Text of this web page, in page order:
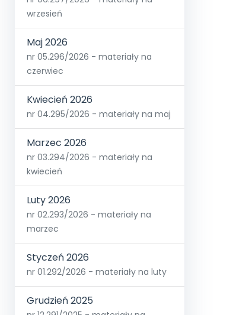
wrzesień
Maj 2026
nr 05.296/2026 - materiały na
czerwiec
Kwiecień 2026
nr 04.295/2026 - materiały na maj
Marzec 2026
nr 03.294/2026 - materiały na
kwiecień
Luty 2026
nr 02.293/2026 - materiały na
marzec
Styczeń 2026
nr 01.292/2026 - materiały na luty
Grudzień 2025